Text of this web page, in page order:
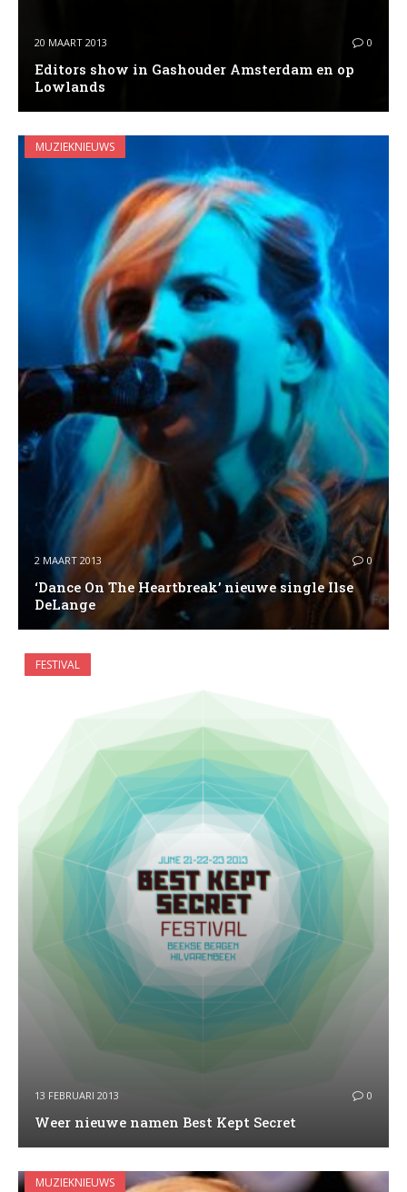
20 MAART 2013 0
Editors show in Gashouder Amsterdam en op
Lowlands
MUZIEKNIEUWS
2 MAART 2013 0
‘Dance On The Heartbreak’ nieuwe single Ilse
DeLange
FESTIVAL
13 FEBRUARI 2013 0
Weer nieuwe namen Best Kept Secret
MUZIEKNIEUWS